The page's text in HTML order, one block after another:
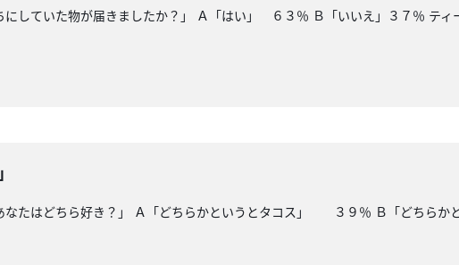
していた物が届きましたか？」 Ａ「はい」 ６３％ Ｂ「いいえ」３７％ ティ
なたはどちら好き？」 Ａ「どちらかというとタコス」 ３９％ Ｂ「どちらか